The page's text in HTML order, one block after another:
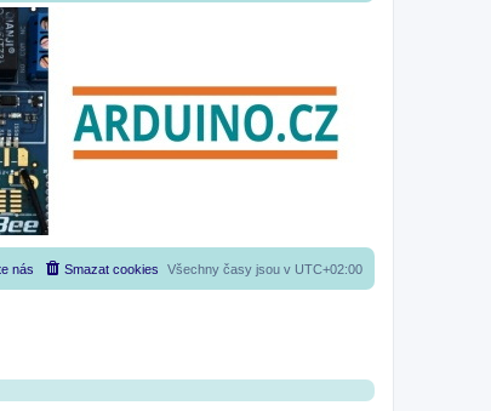
Všechny časy jsou v UTC+02:00
Smazat cookies
nás